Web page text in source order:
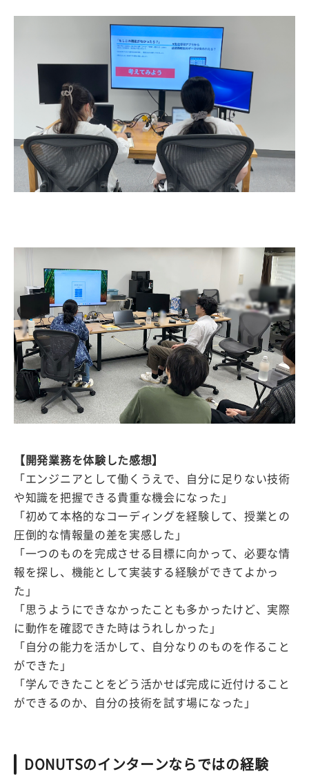
【開発業務を体験した感想】
「エンジニアとして働くうえで、自分に足りない技術
や知識を把握できる貴重な機会になった」
「初めて本格的なコーディングを経験して、授業との
圧倒的な情報量の差を実感した」
「一つのものを完成させる目標に向かって、必要な情
報を探し、機能として実装する経験ができてよかっ
た」
「思うようにできなかったことも多かったけど、実際
に動作を確認できた時はうれしかった」
「自分の能力を活かして、自分なりのものを作ること
ができた」
「学んできたことをどう活かせば完成に近付けること
ができるのか、自分の技術を試す場になった」
DONUTSのインターンならではの経験